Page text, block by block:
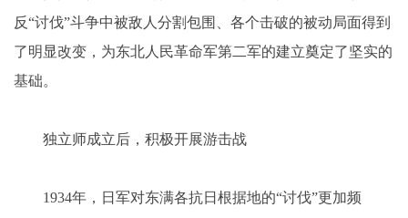
反“讨伐”斗争中被敌人分割包围、各个击破的被动局面得到
了明显改变，为东北人民革命军第二军的建立奠定了坚实的
基础。
独立师成立后，积极开展游击战
1934年，日军对东满各抗日根据地的“讨伐”更加频